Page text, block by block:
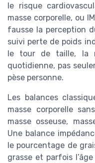
le risque
masse corporelle, ou
fausse la perception
suivi perte de poids
le tour de taille, la
quotidienne, pas
pèse personne.
Les balances
masse corporelle
masse osseuse,
Une balance
le pourcentage de
grasse et parfois